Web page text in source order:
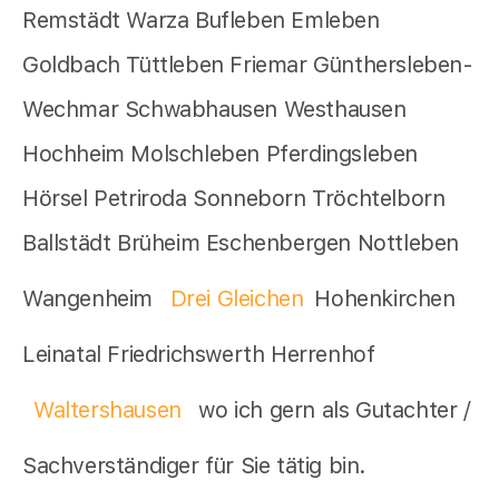
Remstädt Warza Bufleben Emleben
Goldbach Tüttleben Friemar Günthersleben-
Wechmar Schwabhausen Westhausen
Hochheim Molschleben Pferdingsleben
Hörsel Petriroda Sonneborn Tröchtelborn
Ballstädt Brüheim Eschenbergen Nottleben
Wangenheim Drei Gleichen Hohenkirchen
Leinatal Friedrichswerth Herrenhof
Waltershausen wo ich gern als Gutachter /
Sachverständiger für Sie tätig bin.